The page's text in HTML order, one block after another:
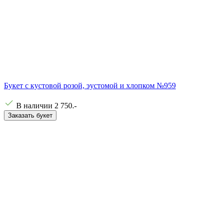
Букет с кустовой розой, эустомой и хлопком №959
В наличии 2 750.-
Заказать букет